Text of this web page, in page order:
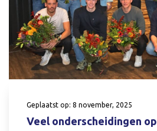
Geplaatst op: 8 november, 2025
Veel onderscheidingen